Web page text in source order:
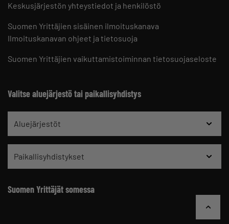
Keskusjärjestön yhteystiedot ja henkilöstö
Suomen Yrittäjien sisäinen ilmoituskanava
Ilmoituskanavan ohjeet ja tietosuoja
Suomen Yrittäjien vaikuttamistoiminnan tietosuojaseloste
Valitse aluejärjestö tai paikallisyhdistys
Aluejärjestöt
Paikallisyhdistykset
Suomen Yrittäjät somessa